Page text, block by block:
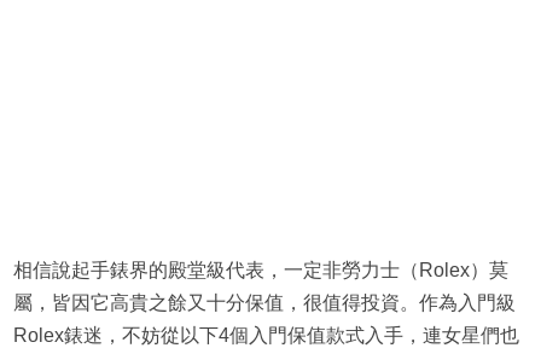
相信說起手錶界的殿堂級代表，一定非勞力士（Rolex）莫
屬，皆因它高貴之餘又十分保值，很值得投資。作為入門級
Rolex錶迷，不妨從以下4個入門保值款式入手，連女星們也